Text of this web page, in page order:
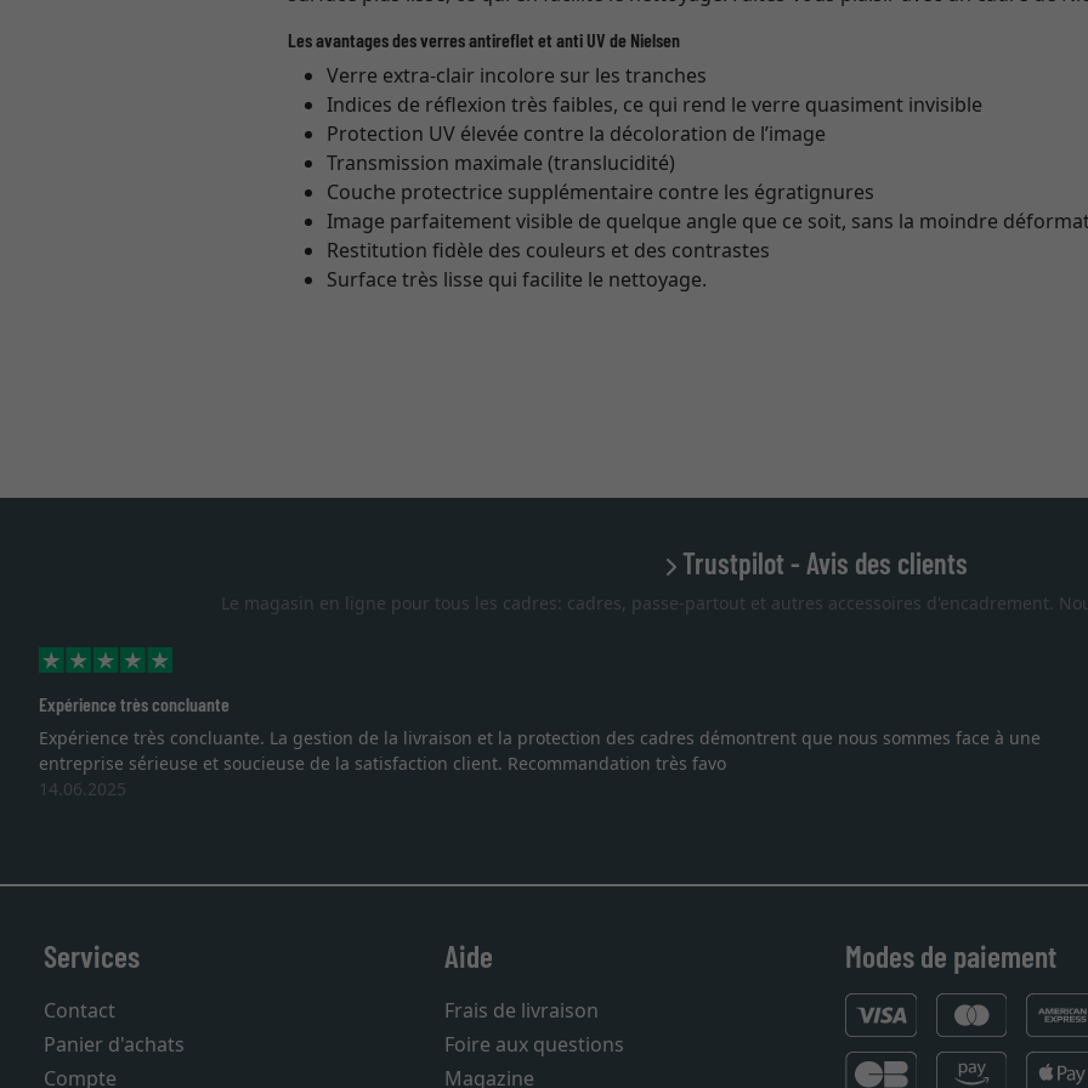
Les avantages des verres antireflet et anti UV de Nielsen
Verre extra-clair incolore sur les tranches
Indices de réflexion très faibles, ce qui rend le verre quasiment invisible
Protection UV élevée contre la décoloration de l’image
Transmission maximale (translucidité)
Couche protectrice supplémentaire contre les égratignures
Image parfaitement visible de quelque angle que ce soit, sans la moindre
Restitution fidèle des couleurs et des contrastes
Surface très lisse qui facilite le nettoyage.
Trustpilot - Avis des clients
Le magasin en ligne pour tous les cadres: cadres, passe-partout et autres accessoires d'encadrement.
nous sommes face à une
Je recherchais un cadre sur mesure pour une lithographie, je suis tombée sur ce site. Le choix et
vous. Emballage professionnel, service et livraison dans les temps. J'espère revenir pour une
Services
Contact
Panier d'achats
Compte
Aide
Frais de livraison
Foire aux questions
Magazine
Modes de paiement